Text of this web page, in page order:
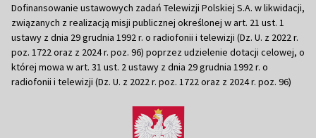
Dofinansowanie ustawowych zadań Telewizji Polskiej S.A. w likwidacji,
związanych z realizacją misji publicznej określonej w art. 21 ust. 1
ustawy z dnia 29 grudnia 1992 r. o radiofonii i telewizji (Dz. U. z 2022 r.
poz. 1722 oraz z 2024 r. poz. 96) poprzez udzielenie dotacji celowej, o
której mowa w art. 31 ust. 2 ustawy z dnia 29 grudnia 1992 r. o
radiofonii i telewizji (Dz. U. z 2022 r. poz. 1722 oraz z 2024 r. poz. 96)